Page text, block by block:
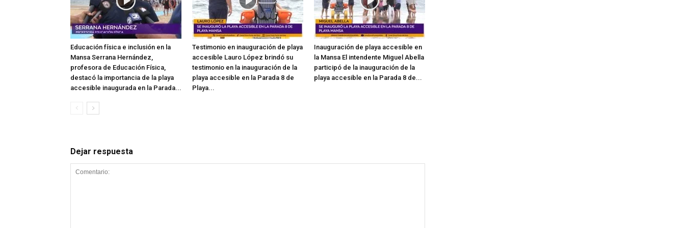
Educación física e inclusión en la
Mansa Serrana Hernández,
profesora de Educación Física,
destacó la importancia de la playa
accesible inaugurada en la Parada...
Testimonio en inauguración de playa
accesible Lauro López brindó su
testimonio en la inauguración de la
playa accesible en la Parada 8 de
Playa...
Inauguración de playa accesible en
la Mansa El intendente Miguel Abella
participó de la inauguración de la
playa accesible en la Parada 8 de...
Dejar respuesta